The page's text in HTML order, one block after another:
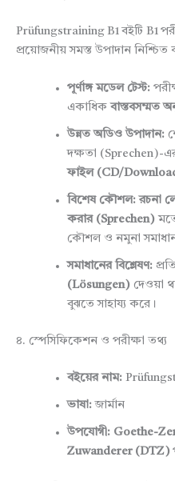
Prüfungstraining B1 বইটি B1
প্রয়োজনীয় সমস্ত উপাদান নিশ্চিত
পূর্ণাঙ্গ মডেল টেস্ট:
একাধিক বাস্তবসম্মত
উন্নত অডিও উপাদান:
দক্ষতা (Sprechen)-
ফাইল (CD/
বিশেষ কৌশল: রচনা
করার (Sprechen)
কৌশল ও নমুনা
সমাধানের বিশ্লেষণ:
(Lösungen)দেওয়া
বুঝতে সাহায্য করে।
৪. স্পেসিফিকেশন ও পরীক্ষা তথ্য
বইয়ের নাম:
ভাষা: জার্মান
উপযোগী: Goethe-
Zuwanderer (DTZ)